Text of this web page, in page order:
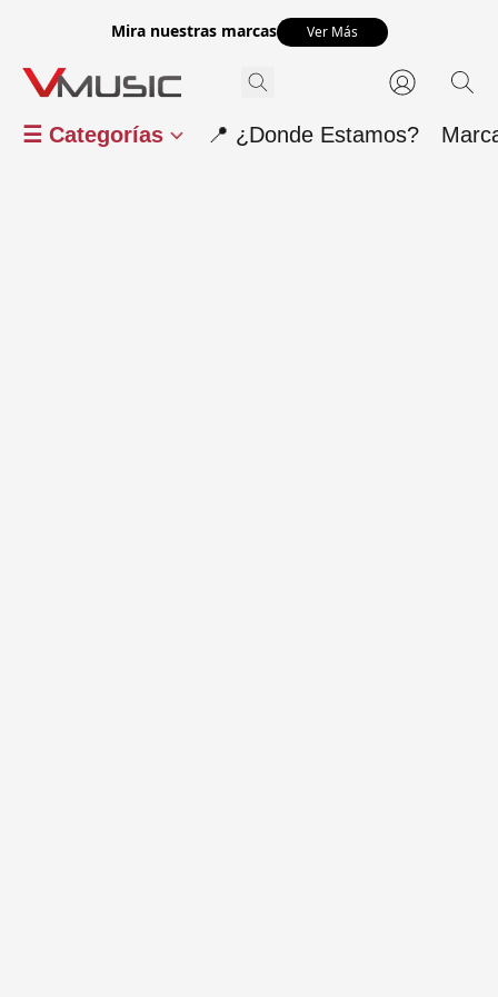
Mira nuestras marcas Ver Más
☰ Categorías 📍 ¿Donde Estamos?